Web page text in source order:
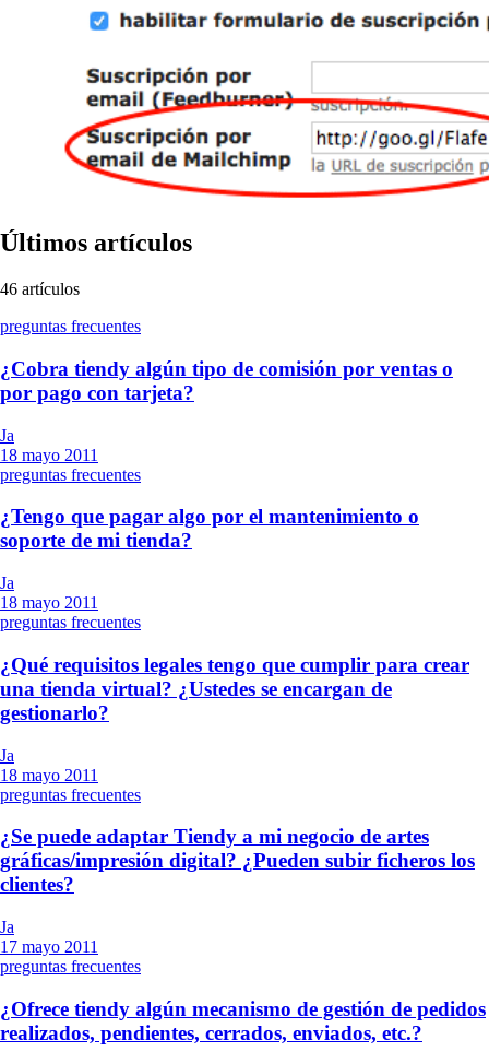
Últimos artículos
46 artículos
preguntas frecuentes
¿Cobra tiendy algún tipo de comisión por ventas o
por pago con tarjeta?
Ja
18 mayo 2011
preguntas frecuentes
¿Tengo que pagar algo por el mantenimiento o
soporte de mi tienda?
Ja
18 mayo 2011
preguntas frecuentes
¿Qué requisitos legales tengo que cumplir para crear
una tienda virtual? ¿Ustedes se encargan de
gestionarlo?
Ja
18 mayo 2011
preguntas frecuentes
¿Se puede adaptar Tiendy a mi negocio de artes
gráficas/impresión digital? ¿Pueden subir ficheros los
clientes?
Ja
17 mayo 2011
preguntas frecuentes
¿Ofrece tiendy algún mecanismo de gestión de pedidos
realizados, pendientes, cerrados, enviados, etc.?